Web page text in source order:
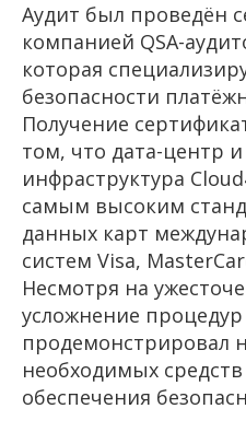
Аудит был проведён
компанией QSA-
которая
безопасности
Получение
том, что дата-центр
инфраструктура
самым высоким
данных карт
систем Visa,
Несмотря на
усложнение
продемонстрировал
необходимых
обеспечения